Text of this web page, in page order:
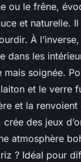
ou le frêne,
et naturelle.
À
dans les
mais soignée.
et le verre
et la
des jeux
atmosphère
? Idéal pour